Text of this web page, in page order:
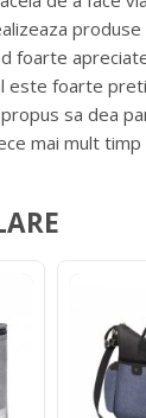
foarte
este foarte
sa dea
mai mult timp